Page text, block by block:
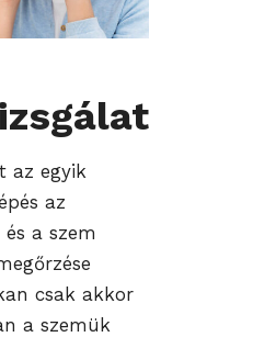
az egyik
az
a szem
csak akkor
a szemük